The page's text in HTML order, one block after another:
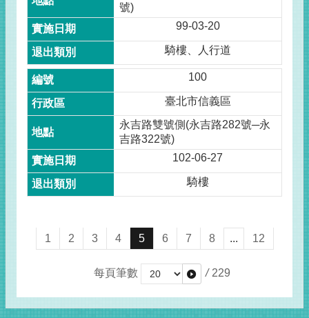
號)
99-03-20
騎樓、人行道
100
臺北市信義區
永吉路雙號側(永吉路282號─永
吉路322號)
102-06-27
騎樓
1 2 3 4 5 6 7 8 ... 12
每頁筆數 / 229